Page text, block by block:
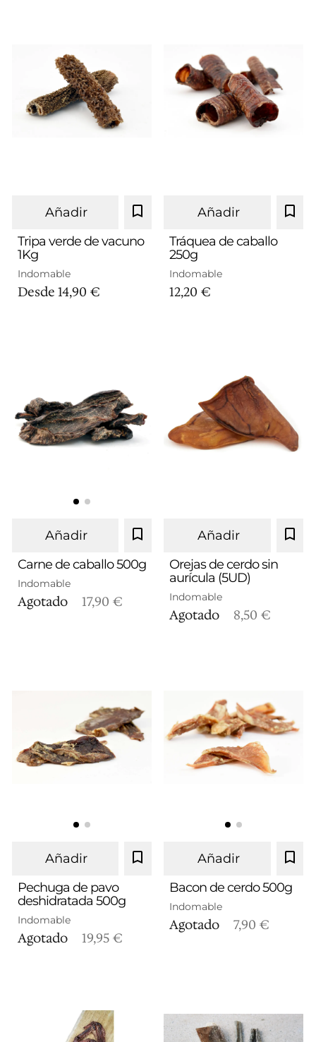
1Kg
Añadir
Tripa verde de vacuno
1Kg
Indomable
Desde 14,90 €
Añadir
Tráquea de caballo
250g
Indomable
12,20 €
Añadir
Carne de caballo 500g
Indomable
Agotado 17,90 €
Añadir
Orejas de cerdo sin
aurícula (5UD)
Indomable
Agotado 8,50 €
Añadir
Pechuga de pavo
deshidratada 500g
Indomable
Agotado 19,95 €
Añadir
Bacon de cerdo 500g
Indomable
Agotado 7,90 €